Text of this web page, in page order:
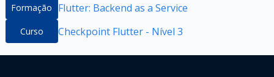
Formação Flutter: Backend as a Service
Curso Checkpoint Flutter - Nível 3